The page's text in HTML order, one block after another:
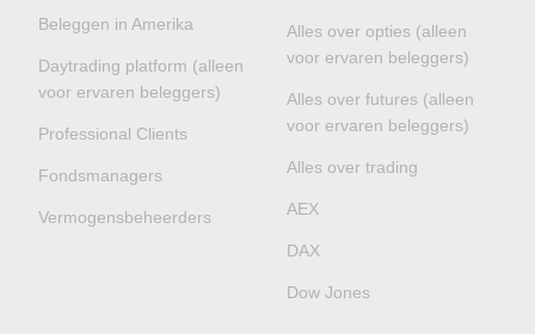
Beleggen in Amerika
Daytrading platform (alleen
voor ervaren beleggers)
Professional Clients
Fondsmanagers
Vermogensbeheerders
Alles over opties (alleen
voor ervaren beleggers)
Alles over futures (alleen
voor ervaren beleggers)
Alles over trading
AEX
DAX
Dow Jones